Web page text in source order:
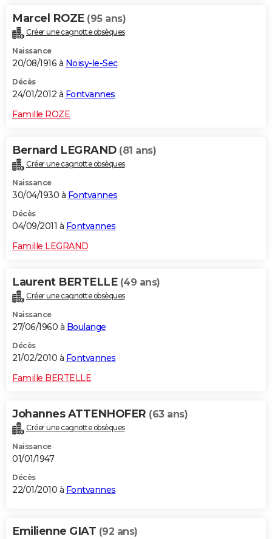
Marcel ROZE (95 ans)
Créer une cagnotte obsèques
Naissance
20/08/1916 à Noisy-le-Sec
Décès
24/01/2012 à Fontvannes
Famille ROZE
Bernard LEGRAND (81 ans)
Créer une cagnotte obsèques
Naissance
30/04/1930 à Fontvannes
Décès
04/09/2011 à Fontvannes
Famille LEGRAND
Laurent BERTELLE (49 ans)
Créer une cagnotte obsèques
Naissance
27/06/1960 à Boulange
Décès
21/02/2010 à Fontvannes
Famille BERTELLE
Johannes ATTENHOFER (63 ans)
Créer une cagnotte obsèques
Naissance
01/01/1947
Décès
22/01/2010 à Fontvannes
Emilienne GIAT (92 ans)